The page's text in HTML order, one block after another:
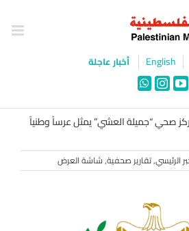
English أخبار عاجلة
YouTube
Instagram
WhatsApp
مركز صحي “جميلة العشي” يمثل عرساً وطنياً
الرئيسي,تقارير صحفية,شاشة العرض